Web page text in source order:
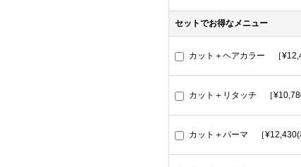
セットでお得なメニュー
カット＋ヘアカラー ［
カット＋リタッチ ［
カット＋パーマ ［¥12,430(